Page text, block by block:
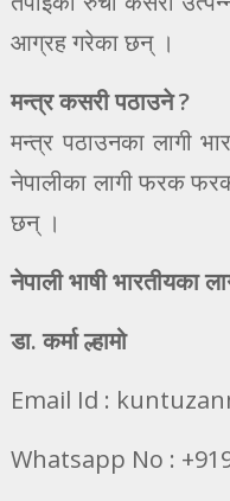
आग्रह गरेका छन् ।
मन्त्र कसरी पठाउने ?
मन्त्र पठाउनका लागी
नेपालीका लागी फरक
छन् ।
नेपाली भाषी भारतीयका
डा. कर्मा ल्हामो
Email Id :
Whatsapp No :